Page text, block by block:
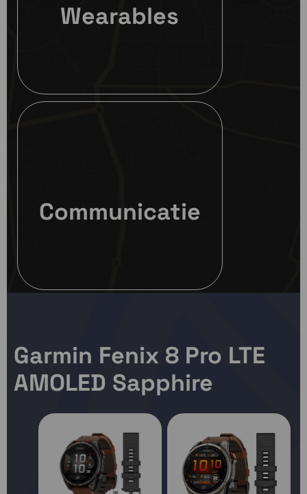
Wearables
Communicatie
Garmin Fenix 8 Pro LTE
AMOLED Sapphire